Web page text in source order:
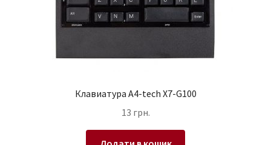
Клавиатура A4-tech X7-G100
13 грн.